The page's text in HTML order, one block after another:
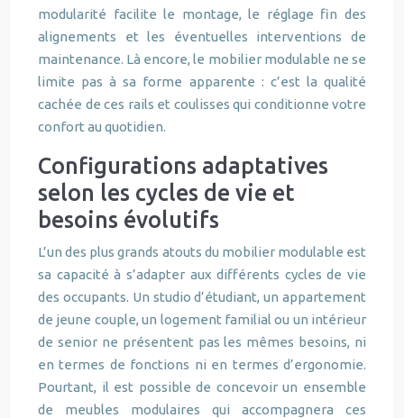
modularité facilite le montage, le réglage fin des
alignements et les éventuelles interventions de
maintenance. Là encore, le mobilier modulable ne se
limite pas à sa forme apparente : c’est la qualité
cachée de ces rails et coulisses qui conditionne votre
confort au quotidien.
Configurations adaptatives
selon les cycles de vie et
besoins évolutifs
L’un des plus grands atouts du mobilier modulable est
sa capacité à s’adapter aux différents cycles de vie
des occupants. Un studio d’étudiant, un appartement
de jeune couple, un logement familial ou un intérieur
de senior ne présentent pas les mêmes besoins, ni
en termes de fonctions ni en termes d’ergonomie.
Pourtant, il est possible de concevoir un ensemble
de meubles modulaires qui accompagnera ces